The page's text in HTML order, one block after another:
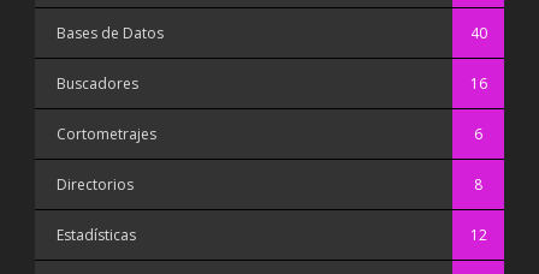
Bases de Datos 40
Buscadores 16
Cortometrajes 6
Directorios 8
Estadísticas 12